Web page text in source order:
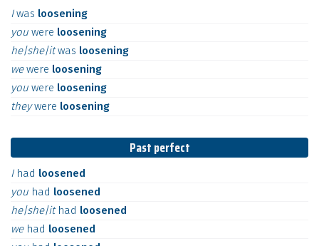
Iwas loosening
you were loosening
he|she|itwas loosening
wewere loosening
you were loosening
theywere loosening
Past perfect
I had loosened
you had loosened
he|she|it had loosened
we had loosened